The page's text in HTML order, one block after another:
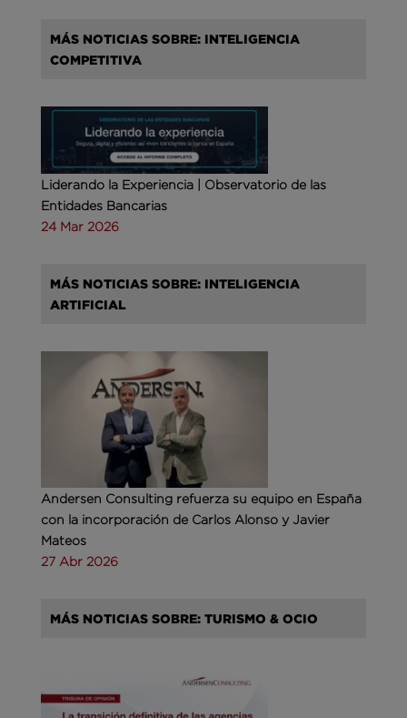
MÁS NOTICIAS SOBRE: INTELIGENCIA
COMPETITIVA
Liderando la Experiencia | Observatorio de las
Entidades Bancarias
24 Mar 2026
MÁS NOTICIAS SOBRE: INTELIGENCIA
ARTIFICIAL
Andersen Consulting refuerza su equipo en España
con la incorporación de Carlos Alonso y Javier
Mateos
27 Abr 2026
MÁS NOTICIAS SOBRE: TURISMO & OCIO